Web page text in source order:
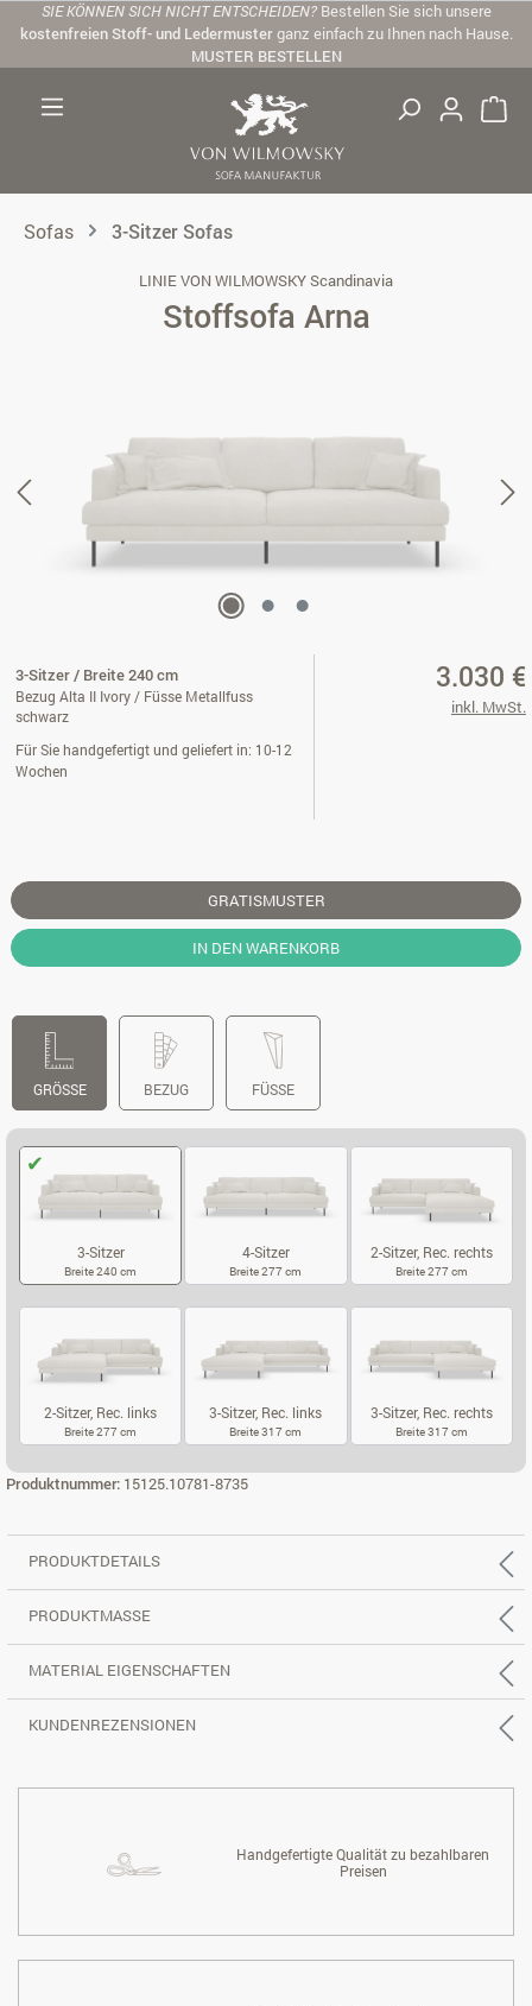
Zum Hauptinhalt springen
SIE KÖNNEN SICH NICHT ENTSCHEIDEN? Bestellen Sie sich unsere
kostenfreien Stoff- und Ledermusterganz einfach zu Ihnen nach Hause.
MUSTER BESTELLEN
Sofas 3-Sitzer Sofas
LINIE VON WILMOWSKY Scandinavia
Stoffsofa Arna
3-Sitzer / Breite 240 cm
Bezug Alta II Ivory / Füsse Metallfuss
schwarz
Für Sie handgefertigt und geliefert in: 10-12
Wochen
3.030 €
inkl. MwSt.
GRATISMUSTER
IN DEN WARENKORB
GRÖSSE BEZUG FÜSSE
3-Sitzer
Breite 240 cm
4-Sitzer
Breite 277 cm
2-Sitzer, Rec. rechts
Breite 277 cm
2-Sitzer, Rec. links
Breite 277 cm
3-Sitzer, Rec. links
Breite 317 cm
3-Sitzer, Rec. rechts
Breite 317 cm
Produktnummer: 15125.10781-8735
PRODUKTDETAILS
PRODUKTMASSE
MATERIAL EIGENSCHAFTEN
KUNDENREZENSIONEN
Handgefertigte Qualität zu bezahlbaren
Preisen